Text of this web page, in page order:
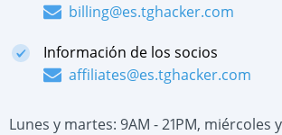
billing@es.tghacker.com
Información de los socios
affiliates@es.tghacker.com
Lunes y martes: 9AM - 21PM, miércoles